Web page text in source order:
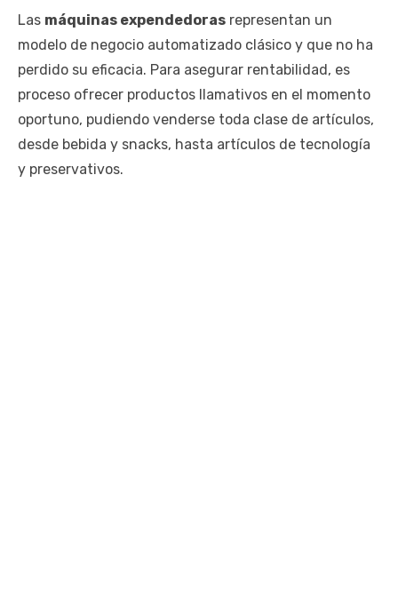
Las máquinas expendedoras representan un
modelo de negocio automatizado clásico y que no ha
perdido su eficacia. Para asegurar rentabilidad, es
proceso ofrecer productos llamativos en el momento
oportuno, pudiendo venderse toda clase de artículos,
desde bebida y snacks, hasta artículos de tecnología
y preservativos.